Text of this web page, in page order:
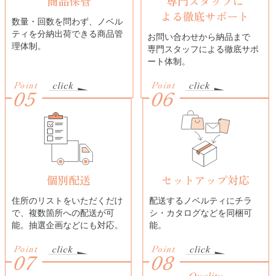
数量・回数を問わず、ノベル
ティを分納出荷できる商品管
理体制。
よる徹底サポート
お問い合わせから納品まで
専門スタッフによる徹底サポ
ート体制。
Point
05
個別配送
住所のリストをいただくだけ
で、複数箇所への配送が可
能。抽選企画などにも対応。
Point
06
セットアップ対応
配送するノベルティにチラ
シ・カタログなどを同梱可
能。
Point
07 Point
08